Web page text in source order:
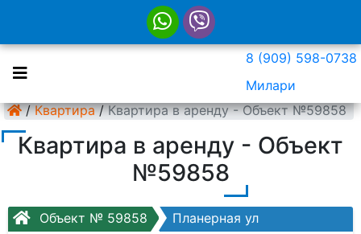
8 (909) 598-0738
Милари
/ Квартира / Квартира в аренду - Объект №59858
Квартира в аренду - Объект
№59858
Объект № 59858 Планерная ул